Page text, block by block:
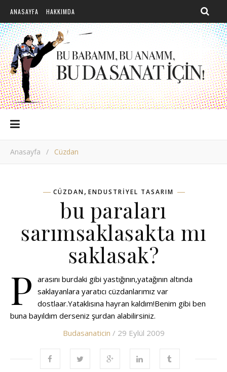
ANASAYFA HAKKIMDA
Anasayfa / Cüzdan
CÜZDAN, ENDUSTRIYEL TASARIM
bu paraları
sarımsaklasakta mı
saklasak?
P arasını burdaki gibi yastığının,yatağının altında
saklayanlara yaratıcı cüzdanlarımız var
dostlaar.Yataklısına hayran kaldım!Benim gibi ben
buna bayıldım derseniz şurdan alabilirsiniz.
Budasanaticin / 29 Eylül 2009